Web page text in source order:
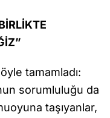
tamamladı:
sorumluluğu da
taşıyanlar,